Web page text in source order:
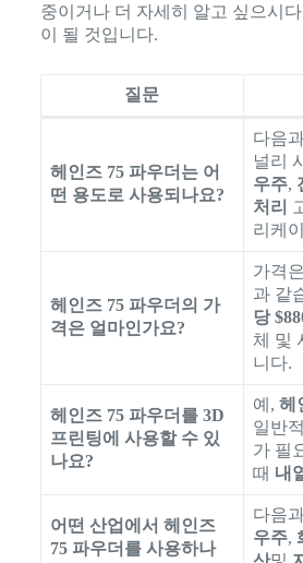
중이거나 더 자세히 알고 싶으시
이 될 것입니다.
질문
헤인즈 75 파우더는 어
떤 용도로 사용되나요?
다음
널리
우주,
처리
리케
헤인즈 75 파우더의 가
격은 얼마인가요?
가격
과 같
당
체 및
니다.
헤인즈 75 파우더를 3D
프린팅에 사용할 수 있
나요?
예, 헤
일반
가 필
때 내
어떤 산업에서 헤인즈
75 파우더를 사용하나
다음
우주,